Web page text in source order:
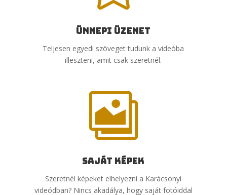
Ünnepi üzenet
Teljesen egyedi szöveget tudunk a videóba
illeszteni, amit csak szeretnél.

Saját képek
Szeretnél képeket elhelyezni a Karácsonyi
videódban? Nincs akadálya, hogy saját fotóiddal